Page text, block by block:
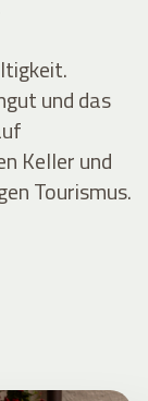
und das
Keller und
Tourismus.